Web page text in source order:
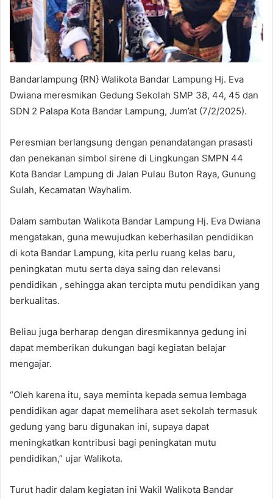
Bandarlampung {RN} Walikota Bandar Lampung Hj. Eva
Dwiana meresmikan Gedung Sekolah SMP 38, 44, 45 dan
SDN 2 Palapa Kota Bandar Lampung, Jum’at (7/2/2025).
Peresmian berlangsung dengan penandatangan prasasti
dan penekanan simbol sirene di Lingkungan SMPN 44
Kota Bandar Lampung di Jalan Pulau Buton Raya, Gunung
Sulah, Kecamatan Wayhalim.
Dalam sambutan Walikota Bandar Lampung Hj. Eva Dwiana
mengatakan, guna mewujudkan keberhasilan pendidikan
di kota Bandar Lampung, kita perlu ruang kelas baru,
peningkatan mutu serta daya saing dan relevansi
pendidikan , sehingga akan tercipta mutu pendidikan yang
berkualitas.
Beliau juga berharap dengan diresmikannya gedung ini
dapat memberikan dukungan bagi kegiatan belajar
mengajar.
“Oleh karena itu, saya meminta kepada semua lembaga
pendidikan agar dapat memelihara aset sekolah termasuk
gedung yang baru digunakan ini, supaya dapat
meningkatkan kontribusi bagi peningkatan mutu
pendidikan,” ujar Walikota.
Turut hadir dalam kegiatan ini Wakil Walikota Bandar